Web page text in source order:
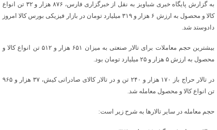
به گزارش پایگاه خبری شباویز به نقل از خبرگزاری فارس، ۸۷۶ هزار و ۳۲ تن انواع
کالا و محصول به ارزش ۶ هزار و ۳۱۹ میلیارد تومان در بازار فیزیکی بورس کالا امروز
دادوستد شد.
بیشترین حجم معاملات برای تالار صنعتی به میزان ۶۵۱ هزار و ۵۱۲ تن انواع کالا و
محصول به ارزش ۵ هزار و ۲۵ میلیارد تومان بود.
در تالار حراج باز ۱۷۰ هزار و ۲۴۰ تن و در تالار کالای صادراتی کیش، ۳۷ هزار و ۹۶۵
تن انواع کالا و محصول معامله شد.
حجم معامله در سایر تالارها به شرح زیر است: